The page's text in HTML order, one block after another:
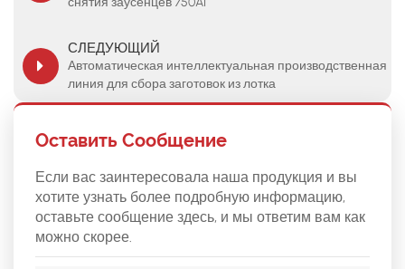
СЛЕДУЮЩИЙ
Автоматическая интеллектуальная производственная
линия для сбора заготовок из лотка
Оставить Сообщение
Если вас заинтересовала наша продукция и вы
хотите узнать более подробную информацию,
оставьте сообщение здесь, и мы ответим вам как
можно скорее.